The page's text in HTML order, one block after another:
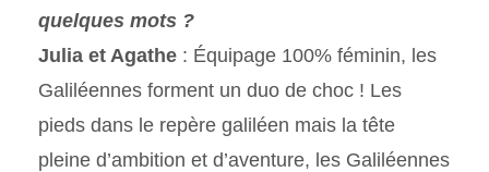
quelques mots ?
Julia et Agathe : Équipage 100% féminin, les
Galiléennes forment un duo de choc ! Les
pieds dans le repère galiléen mais la tête
pleine d’ambition et d’aventure, les Galiléennes